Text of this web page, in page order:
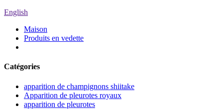
English
Maison
Produits en vedette
Catégories
apparition de champignons shiitake
Apparition de pleurotes royaux
apparition de pleurotes